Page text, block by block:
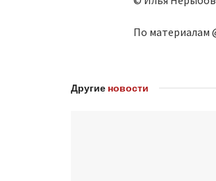
По материалам
Другие новости